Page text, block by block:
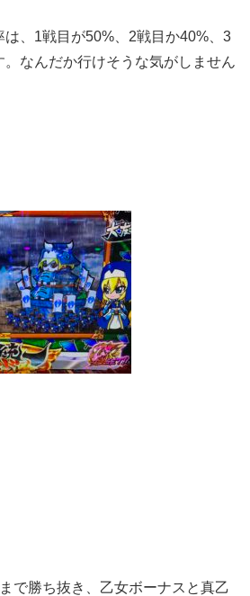
は、1戦目が50%、2戦目か40%、3
なんだか行けそうな気がしません
で勝ち抜き、乙女ボーナスと真乙